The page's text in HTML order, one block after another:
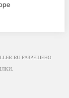
РАЗРЕШЕНО